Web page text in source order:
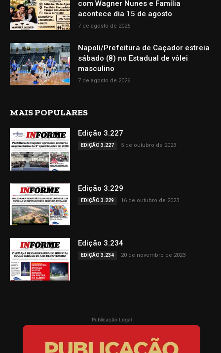
com Wagner Nunes e Família
acontece dia 15 de agosto
7 de agosto de 2026
Napoli/Prefeitura de Caçador estreia
sábado (8) no Estadual de vôlei
masculino
7 de agosto de 2026
MAIS POPULARES
Edição 3.227
EDIÇÃO 3.227 5 de outubro de 2023
Edição 3.229
EDIÇÃO 3.229 16 de outubro de 2023
Edição 3.234
EDIÇÃO 3.234 20 de novembro de 2023
Publicação Legal